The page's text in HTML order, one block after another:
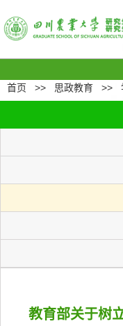
首页 >> 思政教育 >>
教育部关于树